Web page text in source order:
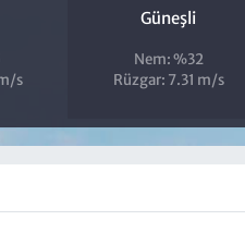
s
Güneşli
Nem: %32
Rüzgar: 7.31 m/s